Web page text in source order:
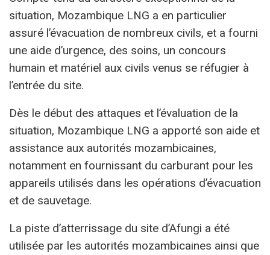
situation, Mozambique LNG a en particulier
assuré l’évacuation de nombreux civils, et a fourni
une aide d’urgence, des soins, un concours
humain et matériel aux civils venus se réfugier à
l’entrée du site.
Dès le début des attaques et l’évaluation de la
situation, Mozambique LNG a apporté son aide et
assistance aux autorités mozambicaines,
notamment en fournissant du carburant pour les
appareils utilisés dans les opérations d’évacuation
et de sauvetage.
La piste d’atterrissage du site d’Afungi a été
utilisée par les autorités mozambicaines ainsi que